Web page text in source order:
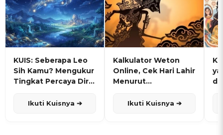
KUIS: Seberapa Leo
Sih Kamu? Mengukur
Tingkat Percaya Diri
Ikuti Kuisnya ➔
Kalkulator Weton
Online, Cek Hari Lahir
Menurut
Ikuti Kuisnya ➔